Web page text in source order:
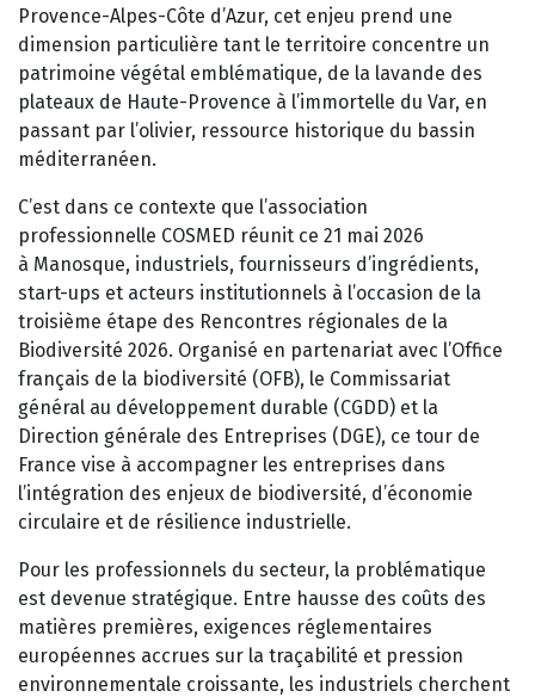
Provence-Alpes-Côte d’Azur, cet enjeu prend une
dimension particulière tant le territoire concentre un
patrimoine végétal emblématique, de la lavande des
plateaux de Haute-Provence à l’immortelle du Var, en
passant par l’olivier, ressource historique du bassin
méditerranéen.
C’est dans ce contexte que l’association
professionnelle COSMED réunit ce 21 mai 2026
à Manosque, industriels, fournisseurs d’ingrédients,
start-ups et acteurs institutionnels à l’occasion de la
troisième étape des Rencontres régionales de la
Biodiversité 2026. Organisé en partenariat avec l’Office
français de la biodiversité (OFB), le Commissariat
général au développement durable (CGDD) et la
Direction générale des Entreprises (DGE), ce tour de
France vise à accompagner les entreprises dans
l’intégration des enjeux de biodiversité, d’économie
circulaire et de résilience industrielle.
Pour les professionnels du secteur, la problématique
est devenue stratégique. Entre hausse des coûts des
matières premières, exigences réglementaires
européennes accrues sur la traçabilité et pression
environnementale croissante, les industriels cherchent